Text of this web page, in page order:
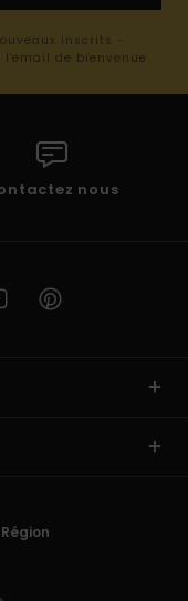
inscrits -
de bienvenue
nous